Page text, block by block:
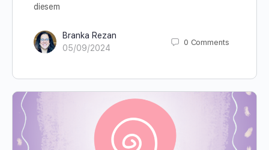
diesem
Branka Rezan
05/09/2024
0 Comments